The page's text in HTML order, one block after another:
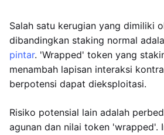
Salah satu kerugian yang dimiliki
dibandingkan staking normal
pintar. 'Wrapped' token yang
menambah lapisan interaksi
berpotensi dapat dieksploitasi.
Risiko potensial lain adalah
agunan dan nilai token 'wrapped'.